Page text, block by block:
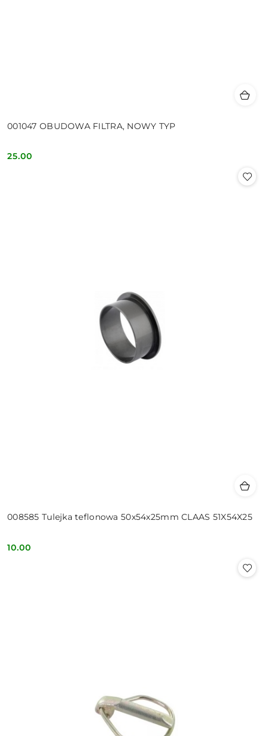
001047 OBUDOWA FILTRA, NOWY TYP
Cena:
25.00
008585 Tulejka teflonowa 50x54x25mm CLAAS 51X54X25
Cena:
10.00